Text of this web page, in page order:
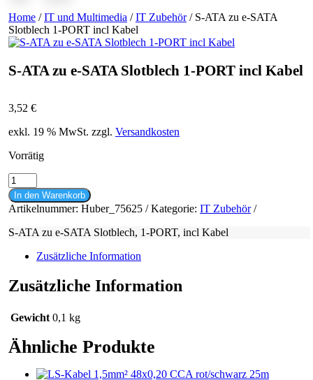
Home /IT und Multimedia /IT Zubehör/ S-ATA zu e-SATA
Slotblech 1-PORT incl Kabel
S-ATA zu e-SATA Slotblech 1-PORT incl Kabel
3,52 €
exkl. 19 % MwSt. zzgl. Versandkosten
Vorrätig
S-
ATA
zu
e-
SATA
incl
Kabel
In den Warenkorb
Artikelnummer: Huber_75625 Kategorie: IT Zubehör
S-ATA zu e-SATA Slotblech, 1-PORT, incl Kabel
Zusätzliche Information
Zusätzliche Information
Gewicht 0,1 kg
Ähnliche Produkte